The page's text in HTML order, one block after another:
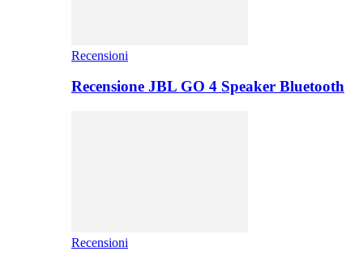
Recensioni
Recensione JBL GO 4 Speaker Bluetooth
Recensioni